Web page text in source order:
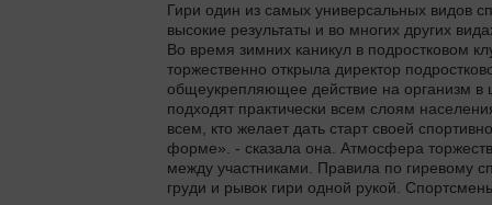
Гири один из самых универсальных видов
высокие результаты и во многих других
Во время зимних каникул в подростковом
торжественно открыла директор
общеукрепляющее действие на организм в
подходят практически всем слоям
всем, кто желает дать старт своей
форме». - сказала она. Атмосфера
между участниками. Правила по гиревому
груди и рывок гири одной рукой.